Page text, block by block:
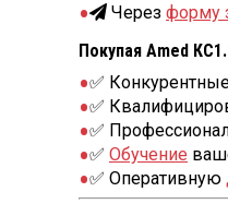
Через форму
Покупая Amed
✅
✅
✅
✅ Обучение
✅ Оперативную